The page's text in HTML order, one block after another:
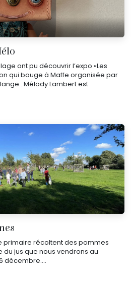
ont pu découvrir l’expo «Les
qui bouge à Maffe organisée par
. Mélody Lambert est
primaire récoltent des pommes
jus que nous vendrons au
décembre....